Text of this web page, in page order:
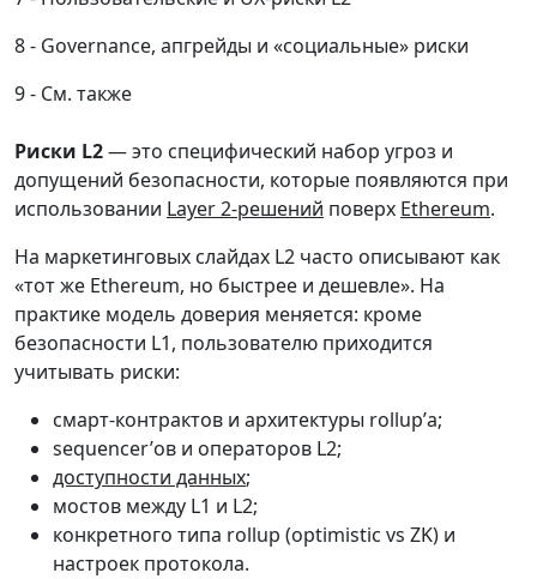
Governance, апгрейды и «социальные» риски
См. также
Риски L2— это специфический набор угроз и
допущений безопасности, которые появляются при
использовании Layer 2-решений поверх Ethereum.
На маркетинговых слайдах L2 часто описывают как
«тот же Ethereum, но быстрее и дешевле». На
практике модель доверия меняется: кроме
безопасности L1, пользователю приходится
учитывать риски:
смарт-контрактов и архитектуры rollup’а;
sequencer’ов и операторов L2;
доступности данных;
мостов между L1 и L2;
конкретного типа rollup (optimistic vs ZK) и
настроек протокола.